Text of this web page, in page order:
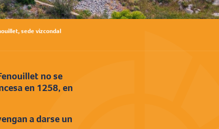
sede vizcondal
no se
en 1258, en
a darse un